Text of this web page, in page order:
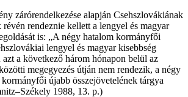
zárórendelkezése alapján Csehszlovákiának
rendeznie kellett a lengyel és magyar
is: „A négy hatalom kormányfői
lengyel és magyar kisebbség
azt a következő három hónapon belül az
megegyezés útján nem rendezik, a négy
újabb összejövetelének tárgya
1988, 13. p.)